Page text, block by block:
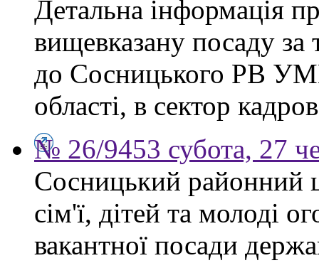
Детальна інформація
вищевказану посаду
до Сосницького РВ
області, в сектор
№ 26/9453 субота, 27
Сосницький районний
сім'ї, дітей та молоді
вакантної посади